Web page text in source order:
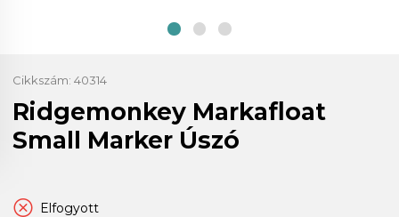
Cikkszám: 40314
Ridgemonkey Markafloat
Small Marker Úszó
Elfogyott